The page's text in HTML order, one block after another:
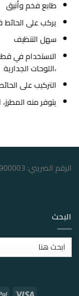
طابع فخم وأنيق
يركب على
سهل التنظيف
الاستخدام في قطع
،اللوحات الجدارية
التركيب على
يتوفر منه
الرقم الضريبي: 300378373900003
البحث